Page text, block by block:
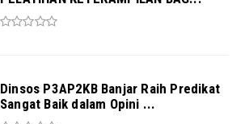
Dinsos P3AP2KB Banjar Raih Predikat
Sangat Baik dalam Opini ...